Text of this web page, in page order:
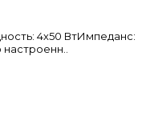
4х50 ВтИмпеданс: